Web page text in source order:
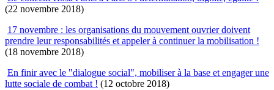
(22 novembre 2018)
17 novembre : les organisations du mouvement ouvrier doivent
prendre leur responsabilités et appeler à continuer la mobilisation !
(18 novembre 2018)
En finir avec le "dialogue social", mobiliser à la base et engager une
lutte sociale de combat ! (12 octobre 2018)